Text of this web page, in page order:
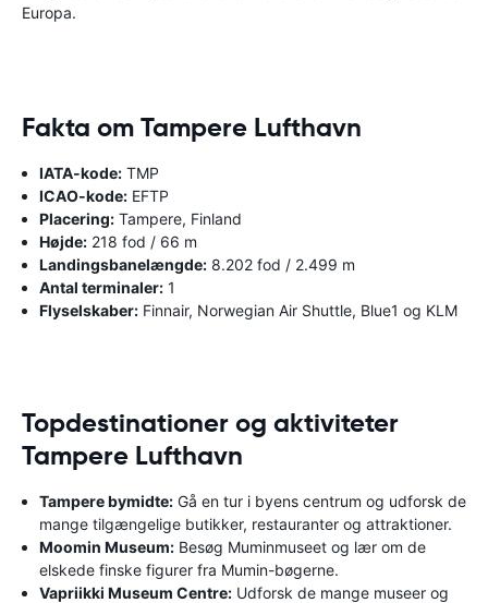
​​Europa.
Fakta om Tampere Lufthavn
IATA-kode: TMP
ICAO-kode: EFTP
Placering: Tampere, Finland
Højde: 218 fod / 66 m
Landingsbanelængde: 8.202 fod / 2.499 m
Antal terminaler: 1
Flyselskaber: Finnair, Norwegian Air Shuttle, Blue1 og KLM
Topdestinationer og aktiviteter
Tampere Lufthavn
Tampere bymidte: Gå en tur i byens centrum og udforsk de
mange tilgængelige butikker, restauranter og attraktioner.
Moomin Museum: Besøg Muminmuseet og lær om de
elskede finske figurer fra Mumin-bøgerne.
Vapriikki Museum Centre: Udforsk de mange museer og